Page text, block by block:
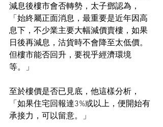
減息後樓市會否轉勢，太子鄧認為，
「始終屬正面消息，最重要是近年因高
息下，不少業主要大幅減價賣樓，如果
日後再減息，沽貨時不會降至太低價。
但樓市能否回升，要視乎經濟環境
等。」
至於樓價是否已見底，他這樣分析，
「如果住宅回報達3%或以上，便開始有
承接力，可以留意。」